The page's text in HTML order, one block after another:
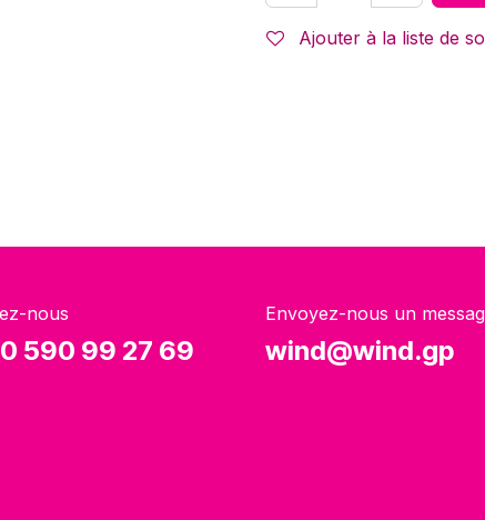
Ajouter à la liste de
nous
590 99 27 69
Envoyez-nous un
wind@wind.gp